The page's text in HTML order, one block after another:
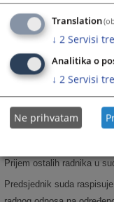
Okružni privredni sud
Kralja Petra I
89101 Trebinje
Republika Srpska
Sudije i stručni saradnici
Prijem ostalih radnika u
Predsjednik suda
Translation
↓ 2 Servisi
Analitika o
↓ 2 Servisi
Ne prihvatam